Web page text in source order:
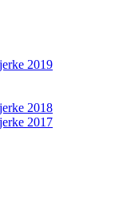
2019
2018
2017